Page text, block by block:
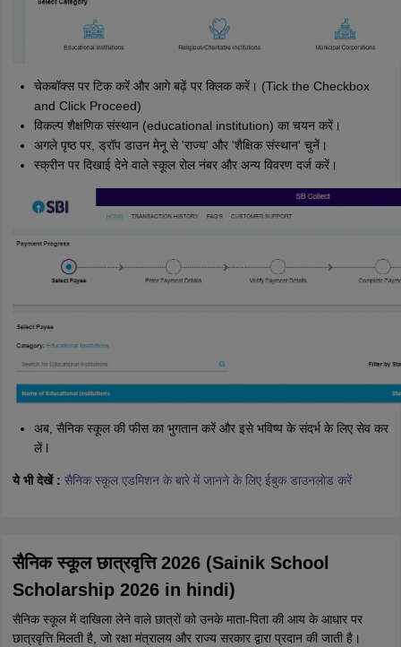
चेकबॉक्स पर टिक करें और आगे बढ़ें पर क्लिक करें। (Tick the Checkbox
and Click Proceed)
विकल्प शैक्षणिक संस्थान (educational institution) का चयन करें।
अगले पृष्ठ पर, ड्रॉप डाउन मेनू से 'राज्य' और 'शैक्षिक संस्थान' चुनें।
स्क्रीन पर दिखाई देने वाले स्कूल रोल नंबर और अन्य विवरण दर्ज करें।
अब, सैनिक स्कूल की फीस का भुगतान करें और इसे भविष्य के संदर्भ के लिए सेव कर
लें l
ये भी देखें : सैनिक स्कूल एडमिशन के बारे में जानने के लिए ईबुक डाउनलोड करें
सैनिक स्कूल छात्रवृत्ति 2026 (Sainik School
Scholarship 2026 in hindi)
सैनिक स्कूल में दाखिला लेने वाले छात्रों को उनके माता-पिता की आय के आधार पर
छात्रवृत्ति मिलती है, जो रक्षा मंत्रालय और राज्य सरकार द्वारा प्रदान की जाती है।